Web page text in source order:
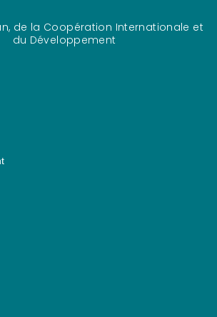
de la Coopération Internationale et
du Développement